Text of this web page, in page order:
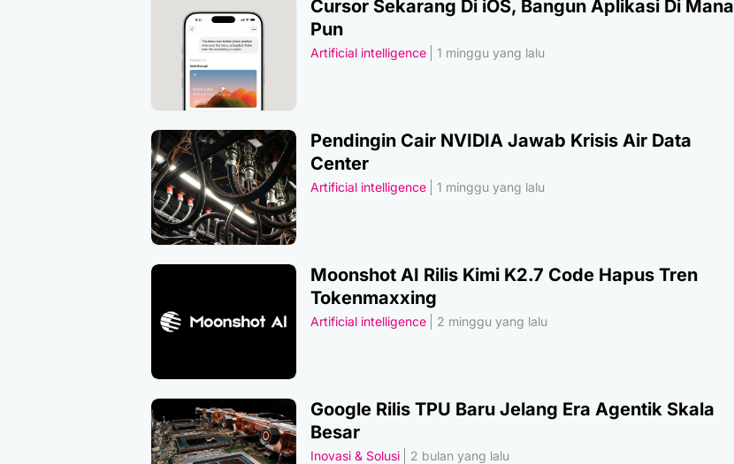
Cursor Sekarang Di iOS, Bangun Aplikasi Di Mana
Pun
Artificial intelligence 1 minggu yang lalu
Pendingin Cair NVIDIA Jawab Krisis Air Data
Center
Artificial intelligence 1 minggu yang lalu
Moonshot AI Rilis Kimi K2.7 Code Hapus Tren
Tokenmaxxing
Artificial intelligence 2 minggu yang lalu
Google Rilis TPU Baru Jelang Era Agentik Skala
Besar
Inovasi & Solusi 2 bulan yang lalu